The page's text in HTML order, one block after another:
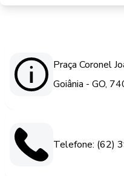
Praça Coronel
Goiânia - GO,
Telefone: (62)